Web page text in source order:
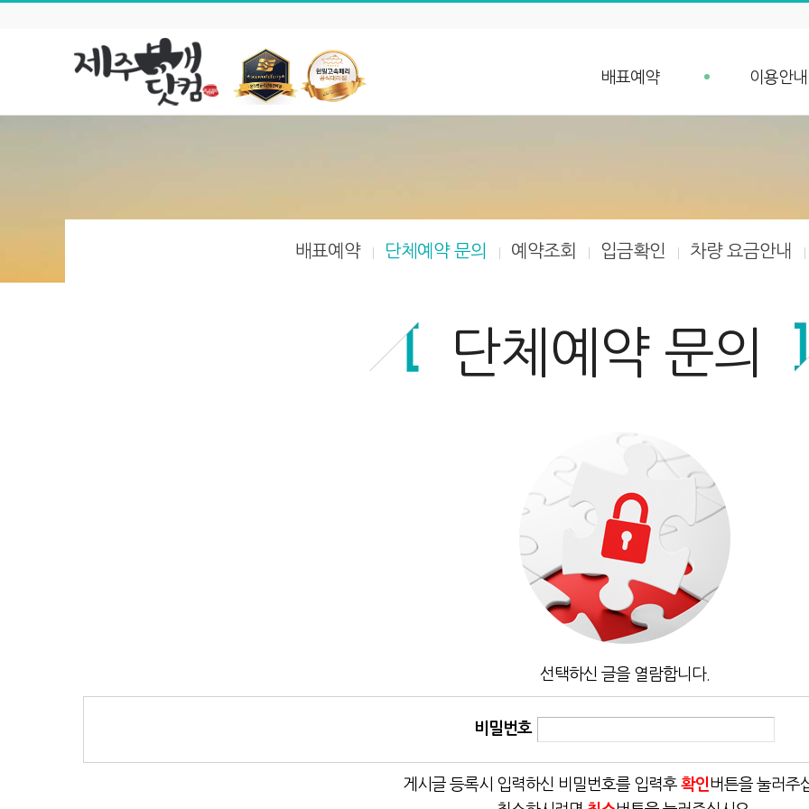
배표예약
배표예약
차량 예약안내
이용안내
예약안내
배표예약 단체예약 문의 예약조회 입금확인 차량 요금안내
단체예약 문의
선택하신 글을 열람합니다.
비밀번호
게시글 등록시 입력하신 비밀번호를 입력후 확인버튼을 눌러주